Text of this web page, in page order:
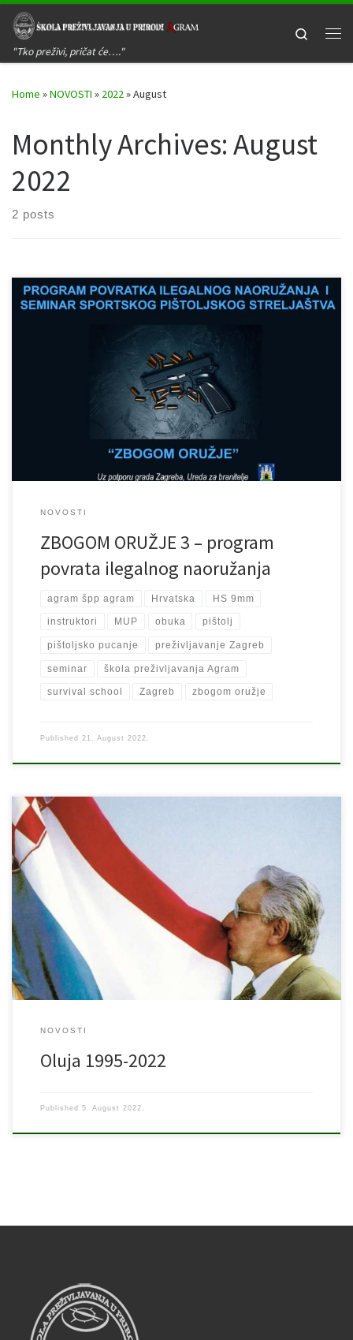
Skip to content
"Tko preživi, pričat će…."
Search
Home »NOVOSTI » 2022»August
Monthly Archives:August
2022
2 posts
U subotu 10. rujna 2022. godine održati će se treći ovogodišnji
edukacijski seminar pištoljskog streljaštva u sklopu projekta
“Zbogom oružje” poduprtog od strane grada Zagreba, Gradskog
ureda za branitelje. Cilj samog projekta je temeljem nacionalne
strategije za povrat ilegalnog naoružanja,a kroz kampanju MUP-a,
smanjiti količinu ilegalnog naoružanja zaostalog iz Domovinskog
NOVOSTI
ZBOGOM ORUŽJE 3 – program
povrata ilegalnog naoružanja
agram špp agram Hrvatska HS 9mm
instruktori MUP obuka pištolj
pištoljsko pucanje preživljavanje Zagreb
seminar škola preživljavanja Agram
survival school Zagreb zbogom oružje
Published 21. August 2022.
Na današnji dan 1995. izvedena je najveća bitka svih bitka Oluja.
Svim braniteljima, veteranima, sudionicima pobjedničke akcije i
djelatnicima OS RH te svim građankama i građanima premile nam
Republike Hrvatske čestitamo Dan pobjede i domovinske
zahvalnosti te Dan hrvatskih branitelja. “Kad krenemo, gorit će i
nebo i zemlja” (Pauk, 1995)
NOVOSTI
Oluja 1995-2022
Published 5. August 2022.